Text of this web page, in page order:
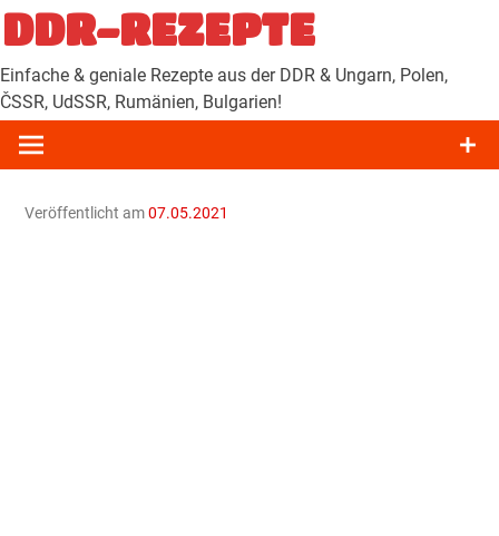
Zum
Inhalt
springen
DDR-REZEPTE
Einfache & geniale Rezepte aus der DDR & Ungarn, Polen,
ČSSR, UdSSR, Rumänien, Bulgarien!
Veröffentlicht am07.05.2021